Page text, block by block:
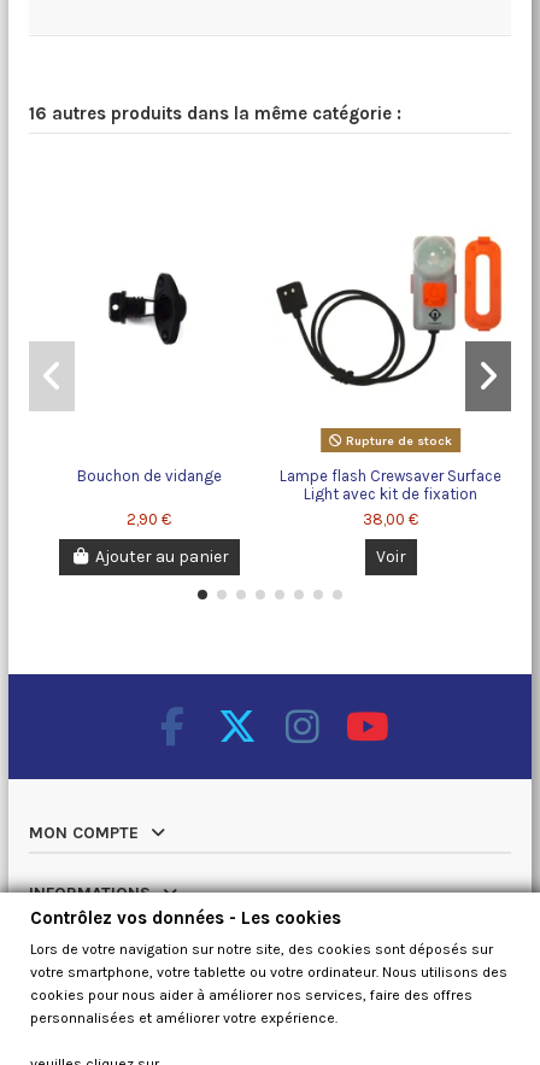
16 autres produits dans la même catégorie :
Bouchon de vidange
2,90 €
Ajouter au panier
Rupture de stock
Lampe flash Crewsaver Surface
Light avec kit de fixation
38,00 €
Voir
MON COMPTE
INFORMATIONS
NOTRE CATALOGUE
QUI SOMMES NOUS
Contrôlez vos données - Les cookies
Lors de votre navigation sur notre site, des cookies sont déposés sur
votre smartphone, votre tablette ou votre ordinateur. Nous utilisons des
cookies pour nous aider à améliorer nos services, faire des offres
personnalisées et améliorer votre expérience.